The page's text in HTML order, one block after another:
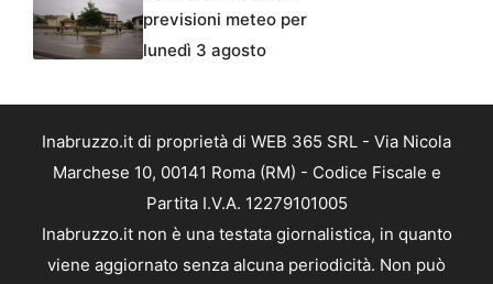
previsioni meteo per
lunedì 3 agosto
Inabruzzo.it di proprietà di WEB 365 SRL - Via Nicola
Marchese 10, 00141 Roma (RM) - Codice Fiscale e
Partita I.V.A. 12279101005
Inabruzzo.it non è una testata giornalistica, in quanto
viene aggiornato senza alcuna periodicità. Non può